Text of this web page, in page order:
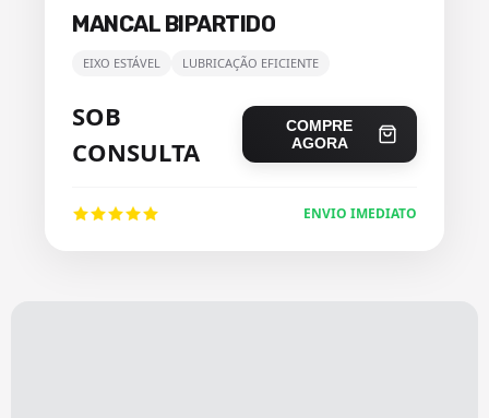
MANCAL BIPARTIDO
EIXO ESTÁVEL LUBRICAÇÃO EFICIENTE
SOB
CONSULTA
COMPRE
AGORA
ENVIO IMEDIATO